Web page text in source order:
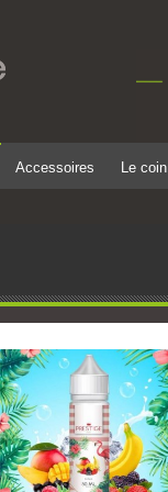
Accessoires Le